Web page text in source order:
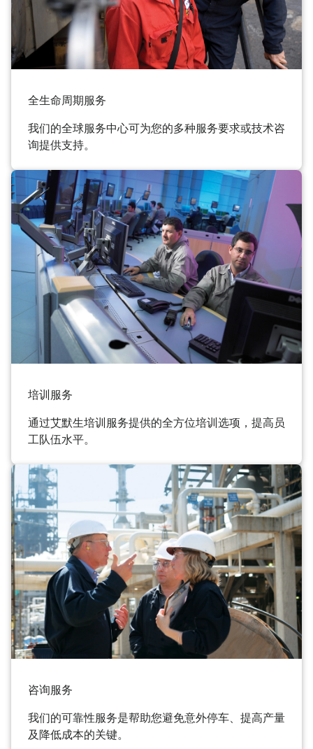
全生命周期服务
我们的全球服务中心可为您的多种服务要求或技术咨
询提供支持。
培训服务
通过艾默生培训服务提供的全方位培训选项，提高员
工队伍水平。
咨询服务
我们的可靠性服务是帮助您避免意外停车、提高产量
及降低成本的关键。